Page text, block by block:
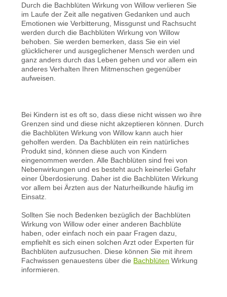
Durch die Bachblüten Wirkung von Willow verlieren Sie
im Laufe der Zeit alle negativen Gedanken und auch
Emotionen wie Verbitterung, Missgunst und Rachsucht
werden durch die Bachblüten Wirkung von Willow
behoben. Sie werden bemerken, dass Sie ein viel
glücklicherer und ausgeglichener Mensch werden und
ganz anders durch das Leben gehen und vor allem ein
anderes Verhalten Ihren Mitmenschen gegenüber
aufweisen.
Bei Kindern ist es oft so, dass diese nicht wissen wo ihre
Grenzen sind und diese nicht akzeptieren können. Durch
die Bachblüten Wirkung von Willow kann auch hier
geholfen werden. Da Bachblüten ein rein natürliches
Produkt sind, können diese auch von Kindern
eingenommen werden. Alle Bachblüten sind frei von
Nebenwirkungen und es besteht auch keinerlei Gefahr
einer Überdosierung. Daher ist die Bachblüten Wirkung
vor allem bei Ärzten aus der Naturheilkunde häufig im
Einsatz.
Sollten Sie noch Bedenken bezüglich der Bachblüten
Wirkung von Willow oder einer anderen Bachblüte
haben, oder einfach noch ein paar Fragen dazu,
empfiehlt es sich einen solchen Arzt oder Experten für
Bachblüten aufzusuchen. Diese können Sie mit ihrem
Fachwissen genauestens über die Bachblüten Wirkung
informieren.